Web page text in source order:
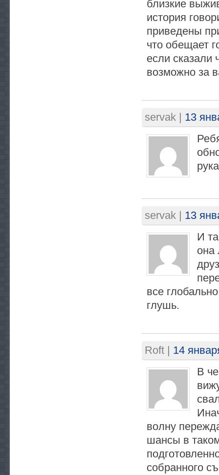
близкие
история
приведены
что обещает
если сказали
возможно за
servak | 13
servak | 13
И
она
все
глушь.
Roft | 14
В
волну
шансы в
собранного